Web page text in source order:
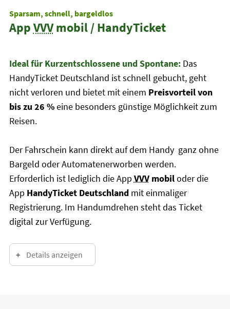
Sparsam, schnell, bargeldlos
AppVVVmobil / HandyTicket
Ideal für Kurzentschlossene und Spontane:Das
HandyTicket Deutschland ist schnell gebucht, geht
nicht verloren und bietet mit einem Preisvorteil von
bis zu 26 %eine besonders günstige Möglichkeit zum
Reisen.
Der Fahrschein kann direkt auf dem Handy ganz ohne
Bargeld oder Automatenerworben werden.
Erforderlich ist lediglich die AppVVVmobiloder die
App HandyTicket Deutschland mit einmaliger
Registrierung. Im Handumdrehen steht das Ticket
digital zur Verfügung.
Details anzeigen